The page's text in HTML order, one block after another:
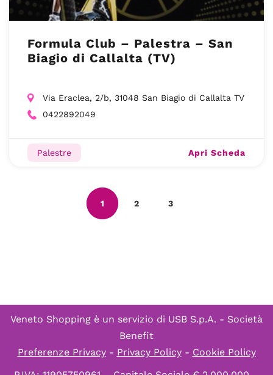
Formula Club – Palestra – San
Biagio di Callalta (TV)
Via Eraclea, 2/b, 31048 San Biagio di Callalta TV
0422892049
Palestre Apri Scheda
1 2 3
Veneto Shopping è un servizio di USB S.p.A. - Società
Benefit
Preferenze Privacy- Privacy Policy- Cookie Policy